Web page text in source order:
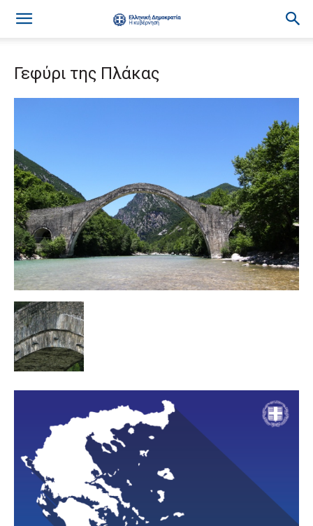
Γεφύρι της Πλάκας